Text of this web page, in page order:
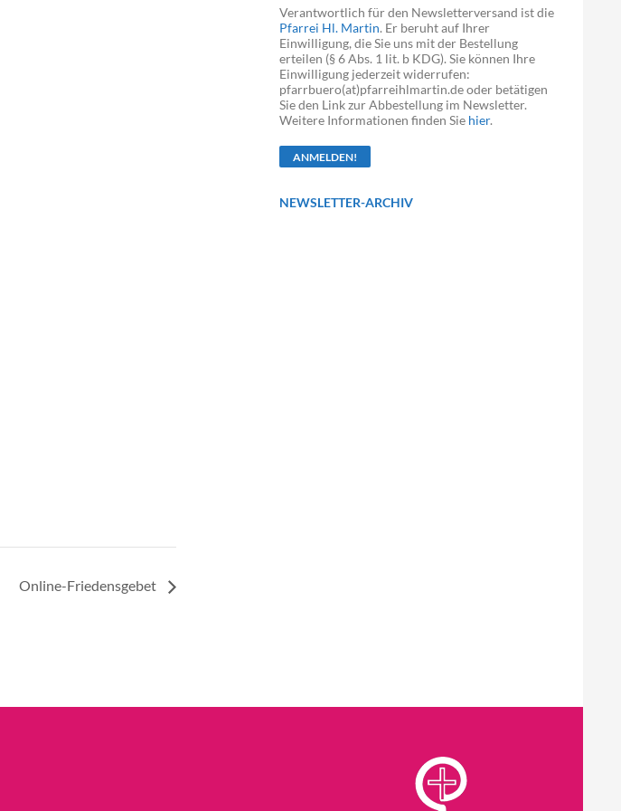
Online-Friedensgebet
Verantwortlich für den Newsletterversand ist die
Pfarrei Hl. Martin. Er beruht auf Ihrer
Einwilligung, die Sie uns mit der Bestellung
erteilen (§ 6 Abs. 1 lit. b KDG). Sie können Ihre
Einwilligung jederzeit widerrufen:
pfarrbuero(at)pfarreihlmartin.de oder betätigen
Sie den Link zur Abbestellung im Newsletter.
Weitere Informationen finden Sie hier.
NEWSLETTER-ARCHIV